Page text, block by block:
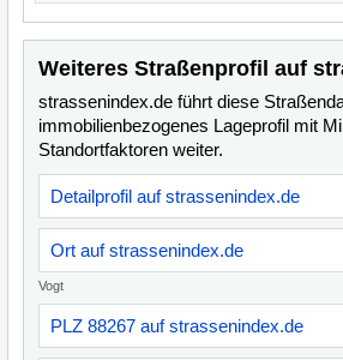
Weiteres Straßenprofil auf
strassenindex.de führt diese
immobilienbezogenes Lageprofil mit
Standortfaktoren weiter.
Detailprofil auf strassenindex.de
Ort auf strassenindex.de
Vogt
PLZ 88267 auf strassenindex.de